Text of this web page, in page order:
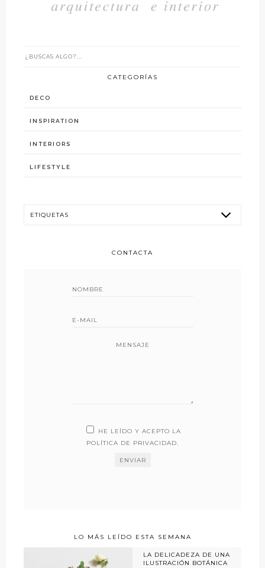
CATEGORÍAS
DECO
INSPIRATION
INTERIORS
LIFESTYLE
CONTACTA
MENSAJE
HE LEÍDO Y ACEPTO LA
POLÍTICA DE PRIVACIDAD.
LO MÁS LEÍDO ESTA SEMANA
LA DELICADEZA DE UNA
ILUSTRACIÓN BOTÁNICA